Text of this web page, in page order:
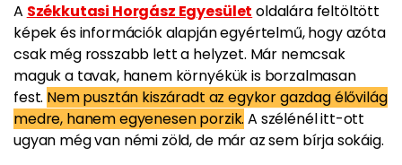
A Székkutasi Horgász Egyesület oldalára feltöltött
képek és információk alapján egyértelmű, hogy azóta
csak még rosszabb lett a helyzet. Már nemcsak
maguk a tavak, hanem környékük is borzalmasan
fest. Nem pusztán kiszáradt az egykor gazdag élővilág
medre, hanem egyenesen porzik. A szélénél itt-ott
ugyan még van némi zöld, de már az sem bírja sokáig.